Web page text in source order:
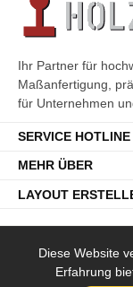
Ihr Partner für
Maßanfertigung,
für Unternehmen
SERVICE HOTLINE
MEHR ÜBER
LAYOUT
* Alle Preise inkl.
Diese Website
Erfahrung